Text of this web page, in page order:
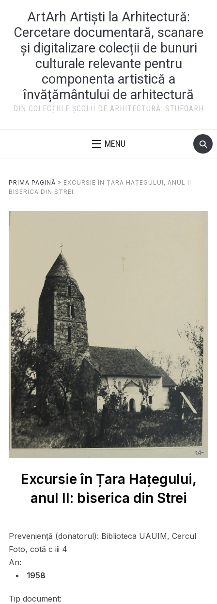
ArtArh Artiști la Arhitectură:
Cercetare documentară, scanare
și digitalizare colecții de bunuri
culturale relevante pentru
componenta artistică a
învățământului de arhitectură
DIN COLECȚIILE ȘCOLII DE ARHITECTURĂ: STUFOARH
MENU
PRIMA PAGINĂ » EXCURSIE ÎN ȚARA HAȚEGULUI, ANUL II:
BISERICA DIN STREI
Excursie în Țara Hațegului,
anul II: biserica din Strei
Preveniență (donatorul): Biblioteca UAUIM, Cercul
Foto, cotă c iii 4
An:
1958
Tip document: